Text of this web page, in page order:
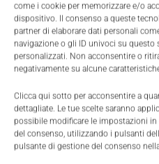
come i cookie per memorizzare e/o
dispositivo. Il consenso a queste
partner di elaborare dati personali
navigazione o gli ID univoci su
personalizzati. Non acconsentire o
negativamente su alcune
Clicca qui sotto per acconsentire a
dettagliate. Le tue scelte saranno
possibile modificare le impostazioni
del consenso, utilizzando i pulsanti
pulsante di gestione del consenso
Edicola